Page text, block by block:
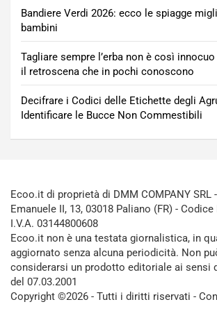
Bandiere Verdi 2026: ecco le spiagge
bambini
Tagliare sempre l’erba non è così
il retroscena che in pochi conoscono
Decifrare i Codici delle Etichette degli
Identificare le Bucce Non Commestibili
Ecoo.it di proprietà di DMM COMPANY
Emanuele II, 13, 03018 Paliano (FR) -
I.V.A. 03144800608
Ecoo.it non è una testata giornalistica, in
aggiornato senza alcuna periodicità. Non
considerarsi un prodotto editoriale ai sensi
del 07.03.2001
Copyright ©2026 - Tutti i diritti riservati -